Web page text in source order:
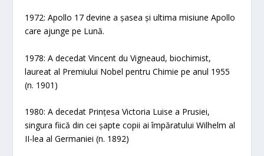
1972: Apollo 17 devine a șasea și ultima misiune Apollo
care ajunge pe Lună.
1978: A decedat Vincent du Vigneaud, biochimist,
laureat al Premiului Nobel pentru Chimie pe anul 1955
(n. 1901)
1980: A decedat Prințesa Victoria Luise a Prusiei,
singura fiică din cei șapte copii ai împăratului Wilhelm al
II-lea al Germaniei (n. 1892)